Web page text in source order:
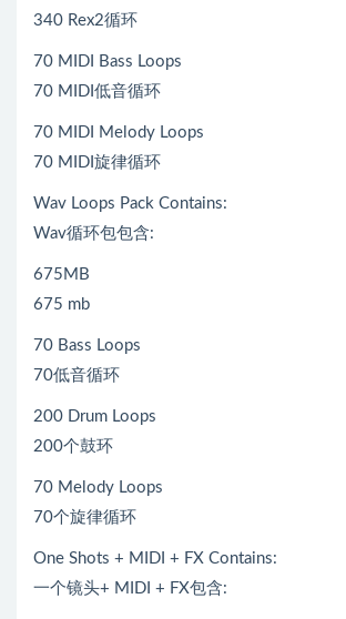
340 Rex2循环
70 MIDI Bass Loops
70 MIDI低音循环
70 MIDI Melody Loops
70 MIDI旋律循环
Wav Loops Pack Contains:
Wav循环包包含:
675MB
675 mb
70 Bass Loops
70低音循环
200 Drum Loops
200个鼓环
70 Melody Loops
70个旋律循环
One Shots + MIDI + FX Contains:
一个镜头+ MIDI + FX包含: